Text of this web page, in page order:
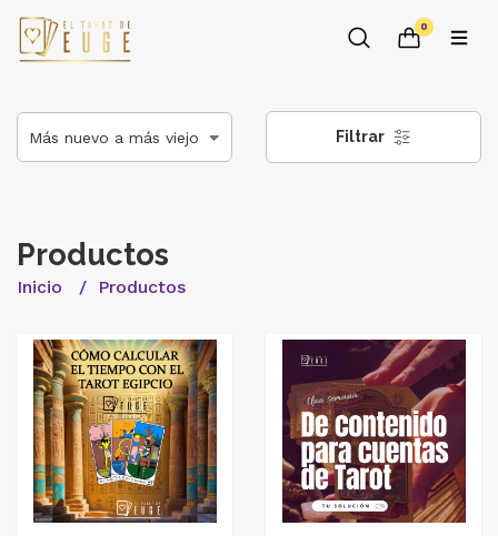
0
Filtrar
Productos
Inicio Productos